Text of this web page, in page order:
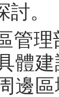
。
理
體
邊